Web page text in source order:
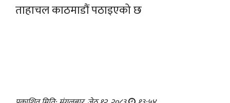
ताहाचल काठमाडौं पठाइएको छ